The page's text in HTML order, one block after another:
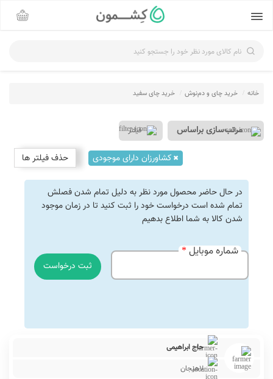
نام کالای مورد نظر خود را جستجو کنید
خانه خرید چای و دم‌نوش‌ خرید چای سفید
فیلتر
کشاورزان دارای موجودی حذف فیلتر ها
در حال حاضر محصول مورد نظر به دلیل تمام شدن فصلش
تمام شده است درخواست خود را ثبت کنید تا در زمان موجود
شدن کالا به شما اطلاع بدهیم
شماره موبایل
حاج ابراهیمی
لاهیجان